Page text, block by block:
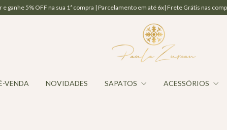
em até 6x| Frete Grátis nas compras acima de R$ 800,00 | Cashback de 10%
VENDA NOVIDADES SAPATOS ACESSÓRIOS